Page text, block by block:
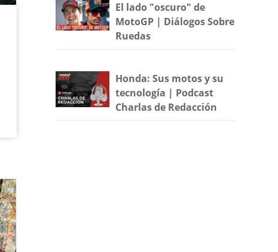
El lado "oscuro" de
MotoGP | Diálogos Sobre
Ruedas
Honda: Sus motos y su
tecnología | Podcast
Charlas de Redacción